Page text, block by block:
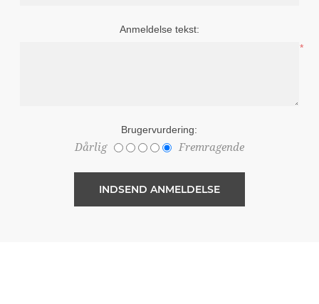
Anmeldelse tekst:
*
Brugervurdering:
Dårlig Fremragende